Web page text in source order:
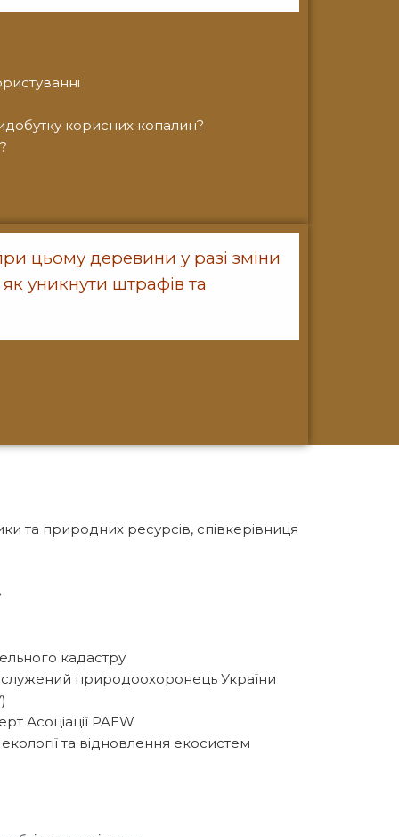
корисних копалин?
цьому деревини у разі зміни
уникнути штрафів та
та природних ресурсів, співкерівниця
кадастру
природоохоронець України
Асоціації PAEW
та відновлення екосистем